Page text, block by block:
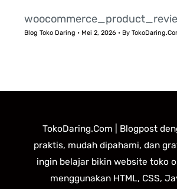
Blog Toko Daring • Mei 2, 2026 • By
TokoDaring.Com | Blogpost
praktis, mudah dipahami, dan
ingin belajar bikin website toko
menggunakan HTML, CSS,